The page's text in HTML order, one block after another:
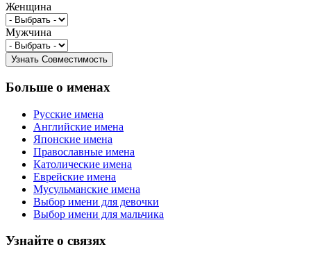
Женщина
Мужчина
Больше о именах
Русские имена
Английские имена
Японские имена
Православные имена
Католические имена
Еврейские имена
Мусульманские имена
Выбор имени для девочки
Выбор имени для мальчика
Узнайте о связях